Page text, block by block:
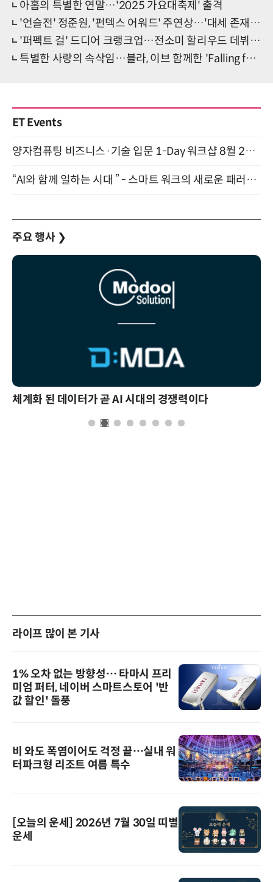
아홉의 특별한 연말…'2025 가요대축제' 출격
'언슬전' 정준원, '펀덱스 어워드' 주연상…'대세 존재감' 입증
'퍼펙트 걸' 드디어 크랭크업…전소미 할리우드 데뷔→'케데헌' 주역 합류
특별한 사랑의 속삭임…블라, 이브 함께한 'Falling for You' 발매
ET Events
양자컴퓨팅 비즈니스·기술 입문 1-Day 워크샵 8월 28일 개최
“AI와 함께 일하는 시대 ” - 스마트 워크의 새로운 패러다임 (9/11)
주요 행사 ❯
체계화 된 데이터가 곧 AI 시대의 경쟁력이다
라이프 많이 본 기사
1% 오차 없는 방향성… 타마시 프리
미엄 퍼터, 네이버 스마트스토어 '반
값 할인' 돌풍
비 와도 폭염이어도 걱정 끝…실내 워
터파크형 리조트 여름 특수
[오늘의 운세] 2026년 7월 30일 띠별
운세